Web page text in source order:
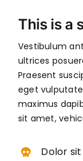
This is a
Vestibulum
ultrices
Praesent
eget
maximus
sit amet,
Dolor